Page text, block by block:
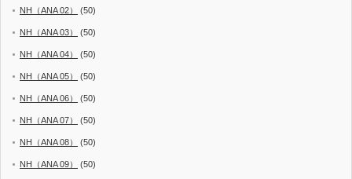
NH（ANA 02） (50)
NH（ANA 03） (50)
NH（ANA 04） (50)
NH（ANA 05） (50)
NH（ANA 06） (50)
NH（ANA 07） (50)
NH（ANA 08） (50)
NH（ANA 09） (50)